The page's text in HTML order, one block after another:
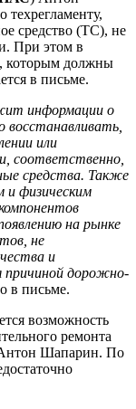
средство (ТС), не
При этом в
которым должны
в письме.
информации о
или
соответственно,
средства. Также
и физическим
на рынке
не
и
причиной дорожно-
в письме.
возможность
ремонта
Шапарин. По